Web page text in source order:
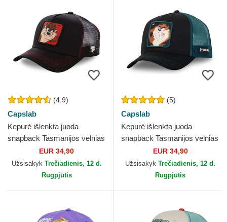
(4.9)
Capslab
Kepurė išlenkta juoda
snapback Tasmanijos velnias
Looney Tunes Capslab
EUR 34,90
Užsisakyk Trečiadienis, 12 d.
Rugpjūtis
(5)
Capslab
Kepurė išlenkta juoda
snapback Tasmanijos velnias
Looney Tunes Capslab
EUR 34,90
Užsisakyk Trečiadienis, 12 d.
Rugpjūtis